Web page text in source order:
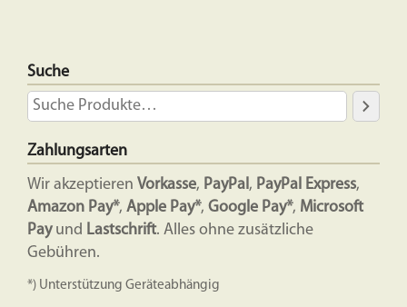
Suche
Zahlungsarten
Wir akzeptieren Vorkasse, PayPal, PayPal Express,
Amazon Pay*, Apple Pay*, Google Pay*, Microsoft
Payund Lastschrift. Alles ohne zusätzliche
Gebühren.
*) Unterstützung Geräteabhängig